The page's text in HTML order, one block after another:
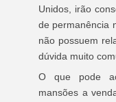
Unidos, irão
de permanência
não possuem
dúvida muito
O que pode
mansões a